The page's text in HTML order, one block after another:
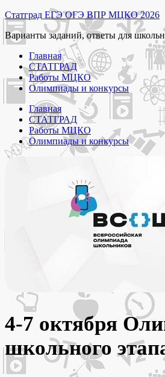
Перейти
к
содержимому
Статград ЕГЭ ОГЭ ВПР МЦКО 2026
Варианты заданий, ответы для
Главная
СТАТГРАД
Работы МЦКО
Олимпиады и конкурсы
Главная
СТАТГРАД
Работы МЦКО
Олимпиады и конкурсы
4-7 октября
школьного